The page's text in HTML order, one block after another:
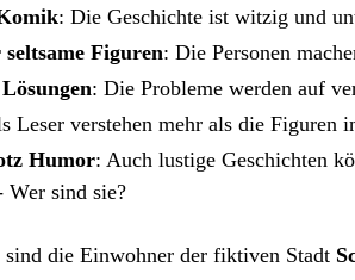
: Die Geschichte ist witzig und
Figuren: Die Personen
: Die Probleme werden auf
Leser verstehen mehr als die Figuren
Humor: Auch lustige Geschichten
sind sie?
sind die Einwohner der fiktiven Stadt